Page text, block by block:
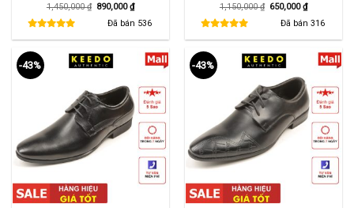
1,450,000₫ Giá
1,450,000 ₫.
890,000₫Giá
hiện
tại
là:
Đã bán 536
1,150,000₫ Giá
1,150,000 ₫.
650,000₫Giá
hiện
tại
là:
Đã bán 316
-43% -43%